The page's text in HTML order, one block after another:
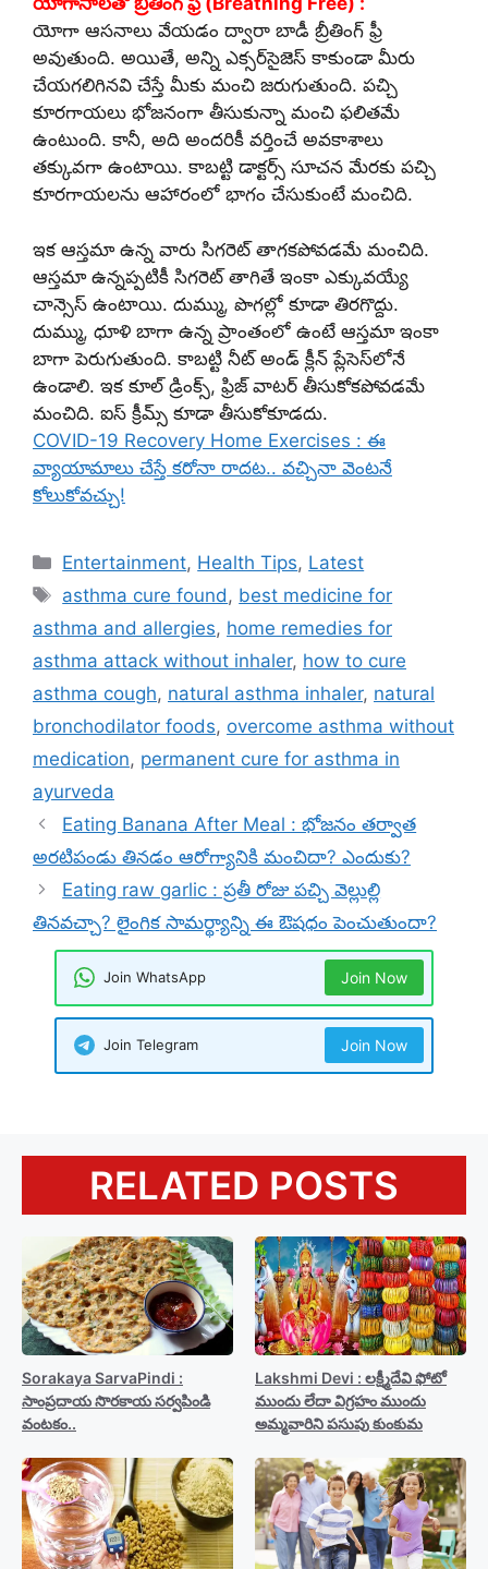
యోగా ఆసనాలు వేయడం ద్వారా బాడీ బ్రీతింగ్ ఫ్రీ
అవుతుంది. అయితే, అన్ని ఎక్సర్‌సైజెస్ కాకుండా మీరు
చేయగలిగినవి చేస్తే మీకు మంచి జరుగుతుంది. పచ్చి
కూరగాయలు భోజనంగా తీసుకున్నా మంచి ఫలితమే
ఉంటుంది. కానీ, అది అందరికీ వర్తించే అవకాశాలు
తక్కువగా ఉంటాయి. కాబట్టి డాక్టర్స్ సూచన మేరకు పచ్చి
కూరగాయలను ఆహారంలో భాగం చేసుకుంటే మంచిది.
ఇక ఆస్తమా ఉన్న వారు సిగరెట్ తాగకపోవడమే మంచిది.
ఆస్తమా ఉన్నప్పటికీ సిగరెట్ తాగితే ఇంకా ఎక్కువయ్యే
చాన్సెస్ ఉంటాయి. దుమ్ము, పొగల్లో కూడా తిరగొద్దు.
దుమ్ము, ధూళి బాగా ఉన్న ప్రాంతంలో ఉంటే ఆస్తమా ఇంకా
బాగా పెరుగుతుంది. కాబట్టి నీట్ అండ్ క్లీన్ ప్లేసెస్‌లోనే
ఉండాలి. ఇక కూల్ డ్రింక్స్, ఫ్రిజ్ వాటర్ తీసుకోకపోవడమే
మంచిది. ఐస్ క్రీమ్స్ కూడా తీసుకోకూడదు.
COVID-19 Recovery Home Exercises : ఈ
వ్యాయామాలు చేస్తే కరోనా రాదట.. వచ్చినా వెంటనే
కోలుకోవచ్చు!
Categories
Entertainment, Health Tips, Latest
Tags
asthma cure found , best medicine for
asthma and allergies, home remedies for
asthma attack without inhaler, how to cure
asthma cough, natural asthma inhaler, natural
bronchodilator foods, overcome asthma without
medication, permanent cure for asthma in
ayurveda
Eating Banana After Meal : భోజనం తర్వాత
అరటిపండు తినడం ఆరోగ్యానికి మంచిదా? ఎందుకు?
Eating raw garlic : ప్రతీ రోజు పచ్చి వెల్లుల్లి
తినవచ్చా? లైంగిక సామర్థ్యాన్ని ఈ ఔషధం పెంచుతుందా?
Join WhatsApp Join Now
Join Telegram Join Now
RELATED POSTS
Sorakaya SarvaPindi :
సాంప్రదాయ సొరకాయ సర్వపిండి
వంటకం..
Lakshmi Devi : లక్ష్మీదేవి ఫోటో
ముందు లేదా విగ్రహం ముందు
అమ్మవారిని పసుపు కుంకుమ